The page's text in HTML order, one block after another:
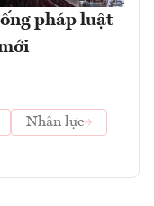
pháp luật
Nhân lực